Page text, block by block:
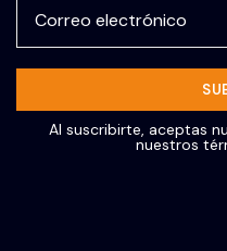
Al suscribirte, aceptas
nuestros